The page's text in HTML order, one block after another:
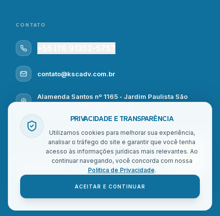
CONTATO
contato@kscadv.com.br
Alamenda Santos nº 1165 - Jardim Paulista São
© Kullmann Souza Centurion - Todos os direitos reservados | Site feito porDDLab
PROTEÇÃO DE DADOS PAINEL INTERNO
PRIVACIDADE E TRANSPARÊNCIA
Utilizamos cookies para melhorar sua experiência,
analisar o tráfego do site e garantir que você tenha
acesso às informações jurídicas mais relevantes. Ao
continuar navegando, você concorda com nossa
Política de Privacidade.
ACEITAR E CONTINUAR